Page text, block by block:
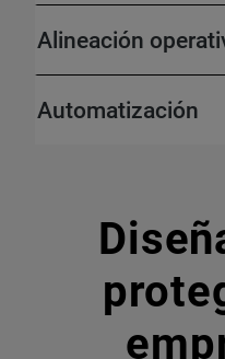
Alineación
Automatización